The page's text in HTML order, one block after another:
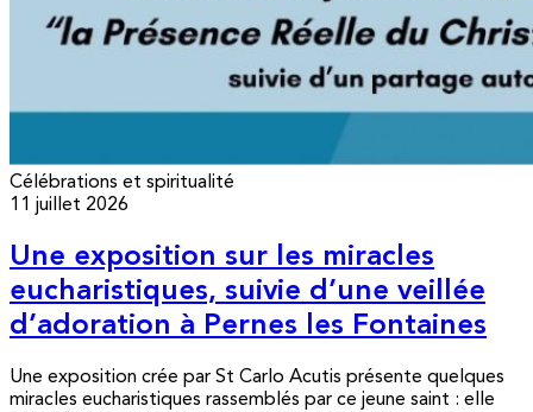
Célébrations et spiritualité
11 juillet 2026
Une exposition sur les miracles
eucharistiques, suivie d’une veillée
d’adoration à Pernes les Fontaines
Une exposition crée par St Carlo Acutis présente quelques
miracles eucharistiques rassemblés par ce jeune saint : elle